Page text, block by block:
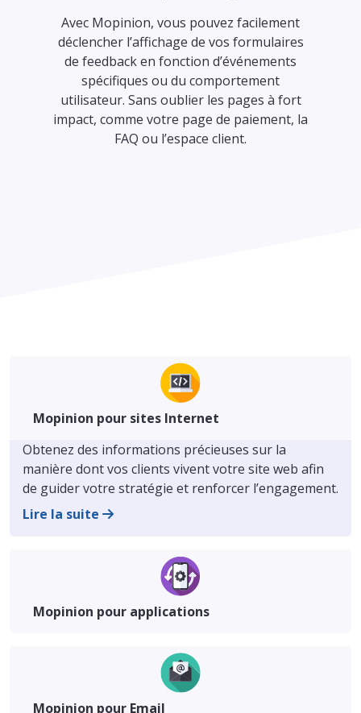
Avec Mopinion, vous pouvez facilement
déclencher l’affichage de vos formulaires
de feedback en fonction d’événements
spécifiques ou du comportement
utilisateur. Sans oublier les pages à fort
impact, comme votre page de paiement, la
FAQ ou l’espace client.
Mopinion pour sites Internet
Obtenez des informations précieuses sur la
manière dont vos clients vivent votre site web afin
de guider votre stratégie et renforcer l’engagement.
Lire la suite
Mopinion pour applications
Mopinion pour Email